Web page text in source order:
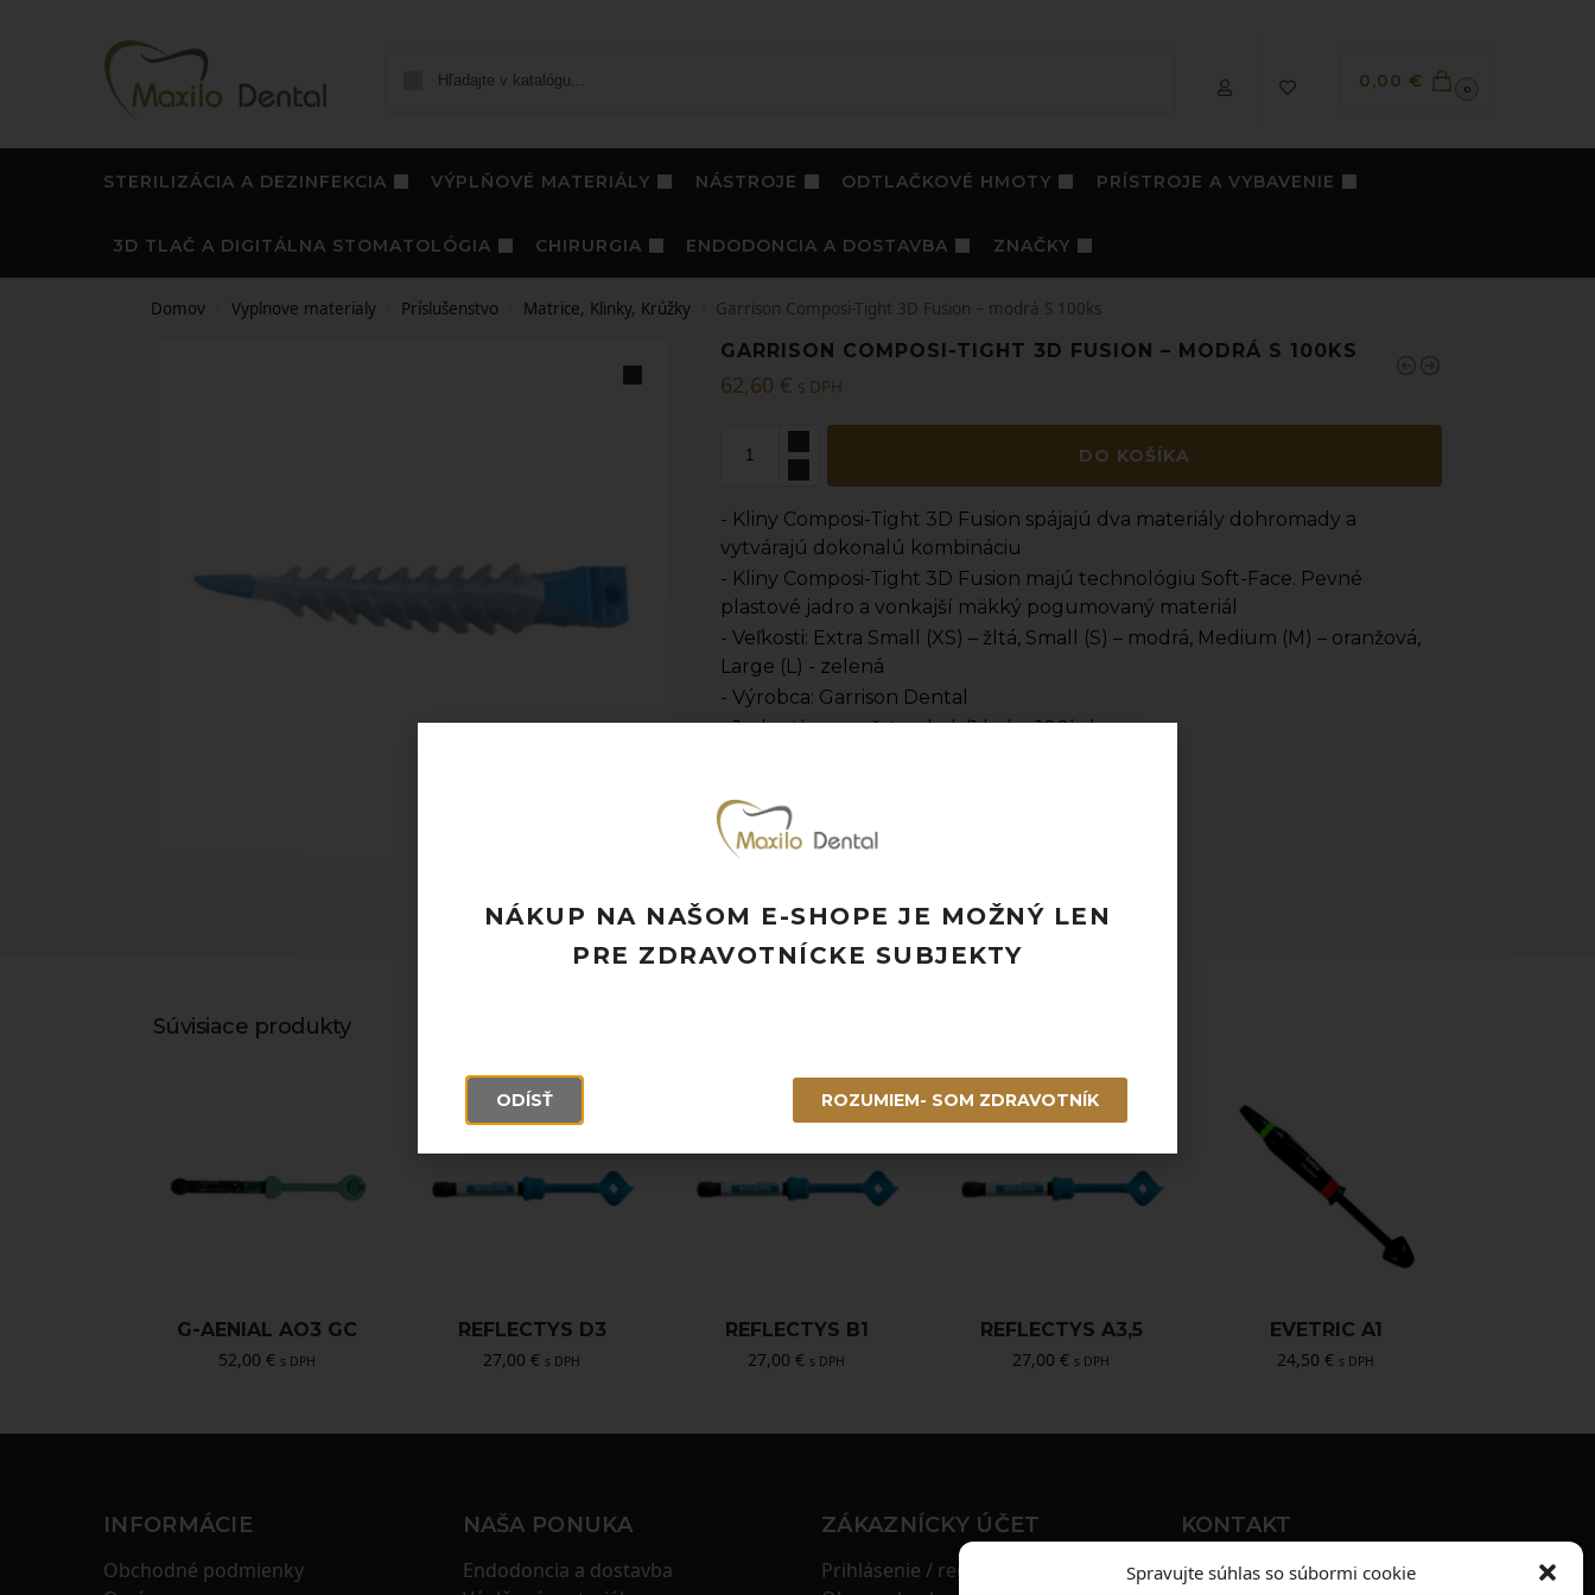
Spravujte súhlas so súbormi cookie
0,00 € 0
STERILIZÁCIA A DEZINFEKCIA VÝPLŇOVÉ MATERIÁLY NÁSTROJE ODTLAČKOVÉ HMOTY PRÍSTROJE A VYBAVENIE
3D TLAČ A DIGITÁLNA STOMATOLÓGIA CHIRURGIA ENDODONCIA A DOSTAVBA ZNAČKY
Domov Vyplnove materialy Príslušenstvo Matrice, Klinky, Krúžky Garrison Composi-Tight 3D Fusion – modrá S 100ks
GARRISON COMPOSI-TIGHT 3D FUSION – MODRÁ S 100KS
62,60 € s DPH
DO KOŠÍKA
- Kliny Composi-Tight 3D Fusion spájajú dva materiály dohromady a
vytvárajú dokonalú kombináciu
- Kliny Composi-Tight 3D Fusion majú technológiu Soft-Face. Pevné
plastové jadro a vonkajší mäkký pogumovaný materiál
- Veľkosti: Extra Small (XS) – žltá, Small (S) – modrá, Medium (M) – oranžová,
Large (L) - zelená
- Výrobca: Garrison Dental
- Jednotka množstva: bal. (1 bal. = 100ks)
Doprava ZADARMO pri objednávke nad 120 EUR
Rýchle doručenie a možnosť osobného odberu
Súvisiace produkty
G-AENIAL AO3 GC
52,00€ s DPH
REFLECTYS D3
27,00€ s DPH
REFLECTYS B1
27,00€ s DPH
REFLECTYS A3,5
27,00€ s DPH
EVETRIC A1
24,50€ s DPH
INFORMÁCIE
Obchodné podmienky
NAŠA PONUKA
Endodoncia a dostavba
ZÁKAZNÍCKY ÚČET
Prihlásenie / registrácia
KONTAKT
MAXILO DENTAL, s. r. o.
NÁKUP NA NAŠOM E-SHOPE JE MOŽNÝ LEN
PRE ZDRAVOTNÍCKE SUBJEKTY
ODÍSŤ ROZUMIEM- SOM ZDRAVOTNÍK